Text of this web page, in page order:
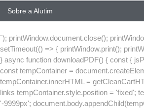
Sobre a Alutim
`); printWindow.document.close();
setTimeout(() => { printWindow.print();
} async function downloadPDF() { const {
const tempContainer =
tempContainer.innerHTML =
links tempContainer.style.position = 'fixed';
'-9999px';